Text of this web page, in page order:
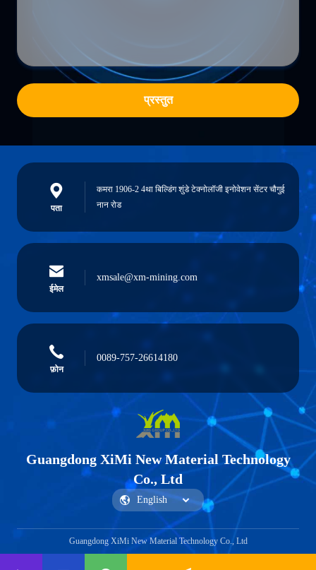
प्रस्तुत
पता
कमरा 1906-2 4था बिल्डिंग शुंडे टेक्नोलॉजी इनोवेशन सेंटर चौगुई
नान रोड
ईमेल
xmsale@xm-mining.com
फ़ोन
0089-757-26614180
Guangdong XiMi New Material Technology
Co., Ltd
Guangdong XiMi New Material Technology Co., Ltd